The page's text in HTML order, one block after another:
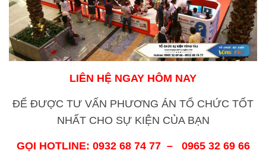
LIÊN HỆ NGAY HÔM NAY
ĐỂ ĐƯỢC TƯ VẤN PHƯƠNG ÁN TỔ CHỨC TỐT
NHẤT CHO SỰ KIỆN CỦA BẠN
GỌI HOTLINE: 0932 68 74 77 – 0965 32 69 66